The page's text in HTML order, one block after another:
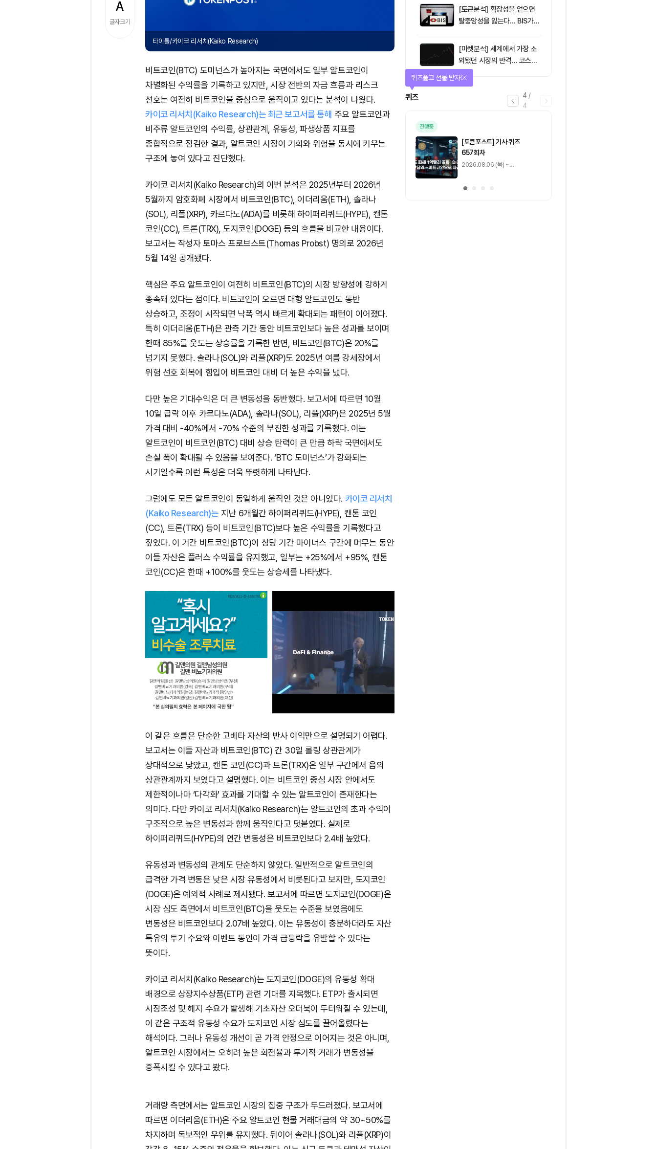
글자크기
타이틀/카이코 리서치(Kaiko Research)
비트코인(BTC) 도미넌스가 높아지는 국면에서도 일부 알트코인이
차별화된 수익률을 기록하고 있지만, 시장 전반의 자금 흐름과 리스크
선호는 여전히 비트코인을 중심으로 움직이고 있다는 분석이 나왔다.
카이코 리서치(Kaiko Research)는 최근 보고서를 통해 주요 알트코인과
비주류 알트코인의 수익률, 상관관계, 유동성, 파생상품 지표를
종합적으로 점검한 결과, 알트코인 시장이 기회와 위험을 동시에 키우는
구조에 놓여 있다고 진단했다.
카이코 리서치(Kaiko Research)의 이번 분석은 2025년부터 2026년
5월까지 암호화폐 시장에서 비트코인(BTC), 이더리움(ETH), 솔라나
(SOL), 리플(XRP), 카르다노(ADA)를 비롯해 하이퍼리퀴드(HYPE), 캔톤
코인(CC), 트론(TRX), 도지코인(DOGE) 등의 흐름을 비교한 내용이다.
보고서는 작성자 토마스 프로브스트(Thomas Probst) 명의로 2026년
5월 14일 공개됐다.
핵심은 주요 알트코인이 여전히 비트코인(BTC)의 시장 방향성에 강하게
종속돼 있다는 점이다. 비트코인이 오르면 대형 알트코인도 동반
상승하고, 조정이 시작되면 낙폭 역시 빠르게 확대되는 패턴이 이어졌다.
특히 이더리움(ETH)은 관측 기간 동안 비트코인보다 높은 성과를 보이며
한때 85%를 웃도는 상승률을 기록한 반면, 비트코인(BTC)은 20%를
넘기지 못했다. 솔라나(SOL)와 리플(XRP)도 2025년 여름 강세장에서
위험 선호 회복에 힘입어 비트코인 대비 더 높은 수익을 냈다.
다만 높은 기대수익은 더 큰 변동성을 동반했다. 보고서에 따르면 10월
10일 급락 이후 카르다노(ADA), 솔라나(SOL), 리플(XRP)은 2025년 5월
가격 대비 -40%에서 -70% 수준의 부진한 성과를 기록했다. 이는
알트코인이 비트코인(BTC) 대비 상승 탄력이 큰 만큼 하락 국면에서도
손실 폭이 확대될 수 있음을 보여준다. ‘BTC 도미넌스’가 강화되는
시기일수록 이런 특성은 더욱 뚜렷하게 나타난다.
그럼에도 모든 알트코인이 동일하게 움직인 것은 아니었다. 카이코 리서치
(Kaiko Research)는 지난 6개월간 하이퍼리퀴드(HYPE), 캔톤 코인
(CC), 트론(TRX) 등이 비트코인(BTC)보다 높은 수익률을 기록했다고
짚었다. 이 기간 비트코인(BTC)이 상당 기간 마이너스 구간에 머무는 동안
이들 자산은 플러스 수익률을 유지했고, 일부는 +25%에서 +95%, 캔톤
코인(CC)은 한때 +100%를 웃도는 상승세를 나타냈다.
u
이 같은 흐름은 단순한 고베타 자산의 반사 이익만으로 설명되기 어렵다.
보고서는 이들 자산과 비트코인(BTC) 간 30일 롤링 상관관계가
상대적으로 낮았고, 캔톤 코인(CC)과 트론(TRX)은 일부 구간에서 음의
상관관계까지 보였다고 설명했다. 이는 비트코인 중심 시장 안에서도
제한적이나마 ‘다각화’ 효과를 기대할 수 있는 알트코인이 존재한다는
의미다. 다만 카이코 리서치(Kaiko Research)는 알트코인의 초과 수익이
구조적으로 높은 변동성과 함께 움직인다고 덧붙였다. 실제로
하이퍼리퀴드(HYPE)의 연간 변동성은 비트코인보다 2.4배 높았다.
유동성과 변동성의 관계도 단순하지 않았다. 일반적으로 알트코인의
급격한 가격 변동은 낮은 시장 유동성에서 비롯된다고 보지만, 도지코인
(DOGE)은 예외적 사례로 제시됐다. 보고서에 따르면 도지코인(DOGE)은
시장 심도 측면에서 비트코인(BTC)을 웃도는 수준을 보였음에도
변동성은 비트코인보다 2.07배 높았다. 이는 유동성이 충분하더라도 자산
특유의 투기 수요와 이벤트 동인이 가격 급등락을 유발할 수 있다는
뜻이다.
카이코 리서치(Kaiko Research)는 도지코인(DOGE)의 유동성 확대
배경으로 상장지수상품(ETP) 관련 기대를 지목했다. ETP가 출시되면
시장조성 및 헤지 수요가 발생해 기초자산 오더북이 두터워질 수 있는데,
이 같은 구조적 유동성 수요가 도지코인 시장 심도를 끌어올렸다는
해석이다. 그러나 유동성 개선이 곧 가격 안정으로 이어지는 것은 아니며,
알트코인 시장에서는 오히려 높은 회전율과 투기적 거래가 변동성을
증폭시킬 수 있다고 봤다.
거래량 측면에서는 알트코인 시장의 집중 구조가 두드러졌다. 보고서에
따르면 이더리움(ETH)은 주요 알트코인 현물 거래대금의 약 30~50%를
차지하며 독보적인 우위를 유지했다. 뒤이어 솔라나(SOL)와 리플(XRP)이
뿐”
[토큰분석] 확장성을 얻으면
탈중앙성을 잃는다… BIS가
학’
[마켓분석] 세계에서 가장 소
외됐던 시장의 반격… 코스피
대규모 숏스퀴즈
4 /
4
퀴즈
퀴즈풀고 선물 받자!
진행중
[토큰포스트] 기사 퀴즈
657회차
2026.08.06 (목) ~